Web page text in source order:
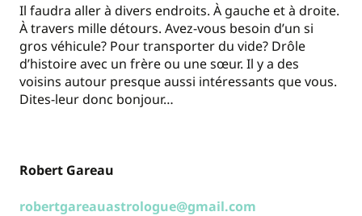
Il faudra aller à divers endroits. À gauche et à droite.
À travers mille détours. Avez-vous besoin d’un si
gros véhicule? Pour transporter du vide? Drôle
d’histoire avec un frère ou une sœur. Il y a des
voisins autour presque aussi intéressants que vous.
Dites-leur donc bonjour…
Robert Gareau
robertgareauastrologue@gmail.com